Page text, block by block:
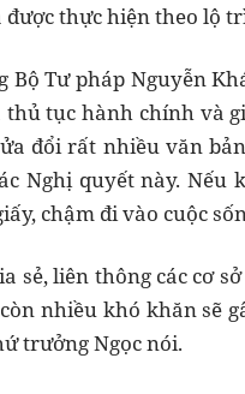
thực hiện theo lộ
Bộ Tư pháp Nguyễn
tục hành chính và
đổi rất nhiều văn
Nghị quyết này.
chậm đi vào cuộc
sẻ, liên thông các cơ
nhiều khó khăn sẽ
trưởng Ngọc nói.